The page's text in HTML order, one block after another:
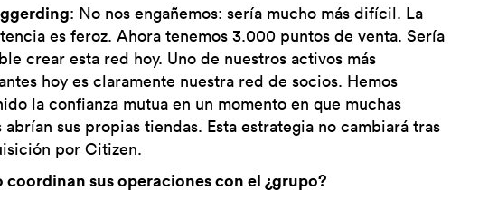
: No nos engañemos: sería mucho más difícil. La
es feroz. Ahora tenemos 3.000 puntos de venta. Sería
crear esta red hoy. Uno de nuestros activos más
hoy es claramente nuestra red de socios. Hemos
la confianza mutua en un momento en que muchas
abrían sus propias tiendas. Esta estrategia no cambiará tras
por Citizen.
coordinan sus operaciones con el ¿grupo?